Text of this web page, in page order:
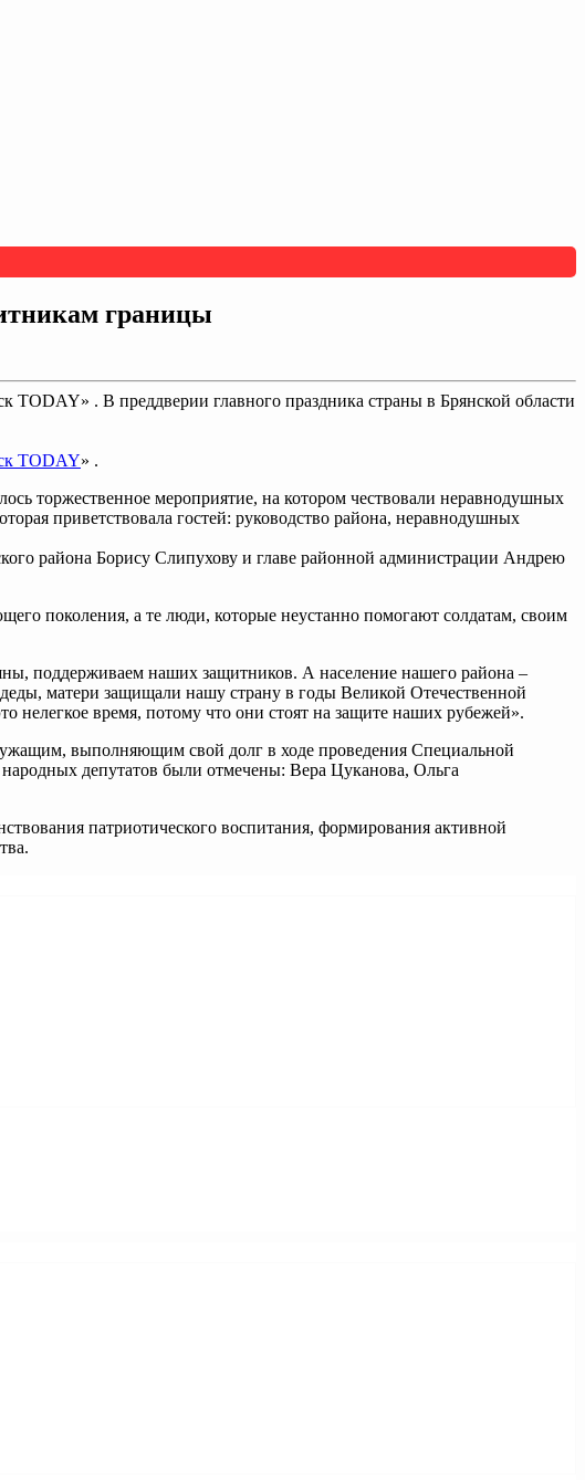
границы
. В преддверии главного праздника страны в Брянской области
TODAY» .
торжественное мероприятие, на котором чествовали неравнодушных
приветствовала гостей: руководство района, неравнодушных
района Борису Слипухову и главе районной администрации Андрею
поколения, а те люди, которые неустанно помогают солдатам, своим
поддерживаем наших защитников. А население нашего района –
матери защищали нашу страну в годы Великой Отечественной
время, потому что они стоят на защите наших рубежей».
выполняющим свой долг в ходе проведения Специальной
депутатов были отмечены: Вера Цуканова, Ольга
патриотического воспитания, формирования активной